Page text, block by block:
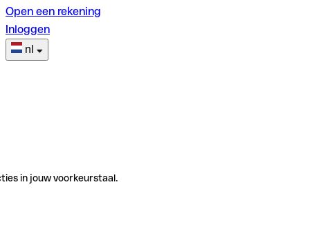
Open een rekening
Inloggen
nl
in jouw voorkeurstaal.